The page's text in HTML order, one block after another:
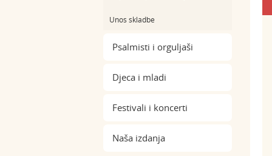
Unos skladbe
Psalmisti i orguljaši
Djeca i mladi
Festivali i koncerti
Naša izdanja